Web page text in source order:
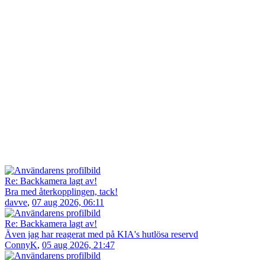
Re: Backkamera lagt av!
Bra med återkopplingen, tack!
davve, 07 aug 2026, 06:11
Re: Backkamera lagt av!
Även jag har reagerat med på KIA's hutlösa reservd
ConnyK, 05 aug 2026, 21:47